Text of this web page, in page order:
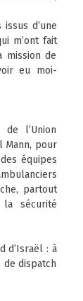
d’une
m’ont fait
mission de
eu moi-
l’Union
Mann, pour
équipes
partout
la sécurité
d’Israël : à
de dispatch